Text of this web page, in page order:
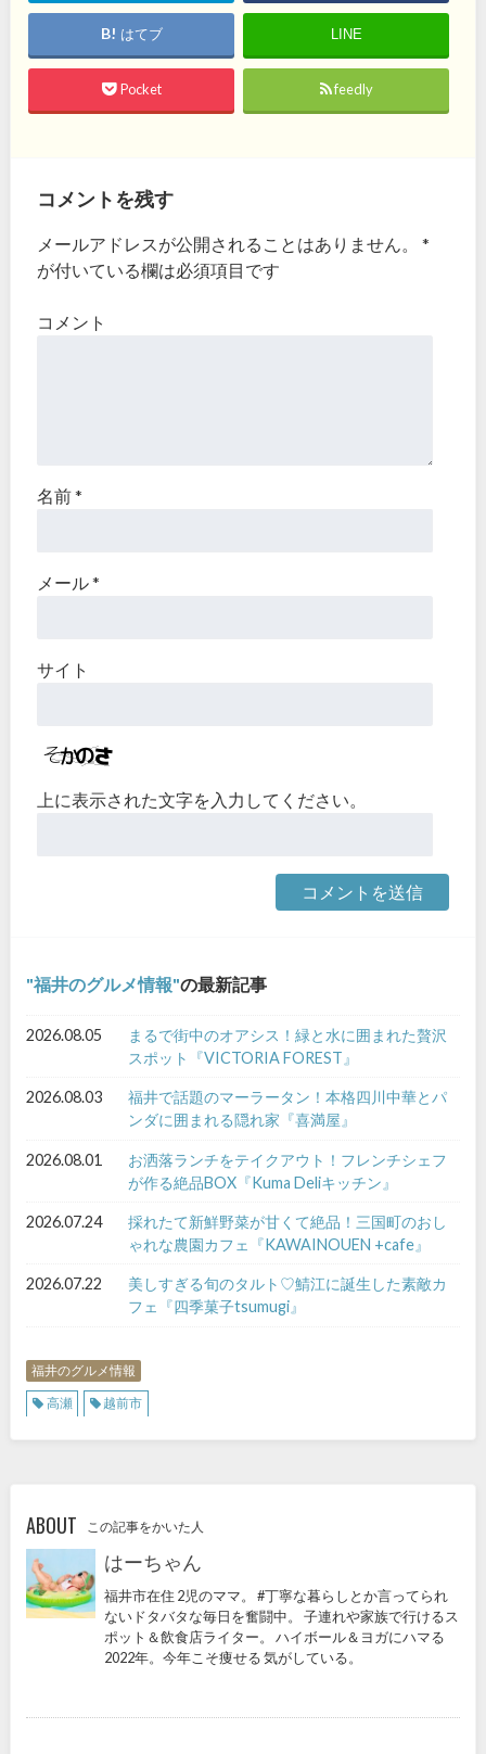
はてブ LINE
Pocket feedly
コメントを残す
メールアドレスが公開されることはありません。
*
が付いている欄は必須項目です
コメント
名前*
メール*
サイト
上に表示された文字を入力してください。
福井のグルメ情報 の最新記事
2026.08.05
まるで街中のオアシス！緑と水に囲まれた贅沢
スポット『VICTORIA FOREST』
2026.08.03
福井で話題のマーラータン！本格四川中華とパ
ンダに囲まれる隠れ家『喜満屋』
2026.08.01
お洒落ランチをテイクアウト！フレンチシェフ
が作る絶品BOX『Kuma Deliキッチン』
2026.07.24
採れたて新鮮野菜が甘くて絶品！三国町のおし
ゃれな農園カフェ『KAWAINOUEN +cafe』
2026.07.22
美しすぎる旬のタルト♡鯖江に誕生した素敵カ
フェ『四季菓子tsumugi』
福井のグルメ情報
高瀬
越前市
ABOUT この記事をかいた人
はーちゃん
福井市在住 2児のママ。 #丁寧な暮らしとか言ってられ
ないドタバタな毎日を奮闘中。 子連れや家族で行けるス
ポット＆飲食店ライター。 ハイボール＆ヨガにハマる
2022年。今年こそ痩せる 気がしている。